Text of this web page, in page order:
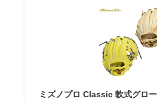
ミズノプロ Classic 軟式グロ